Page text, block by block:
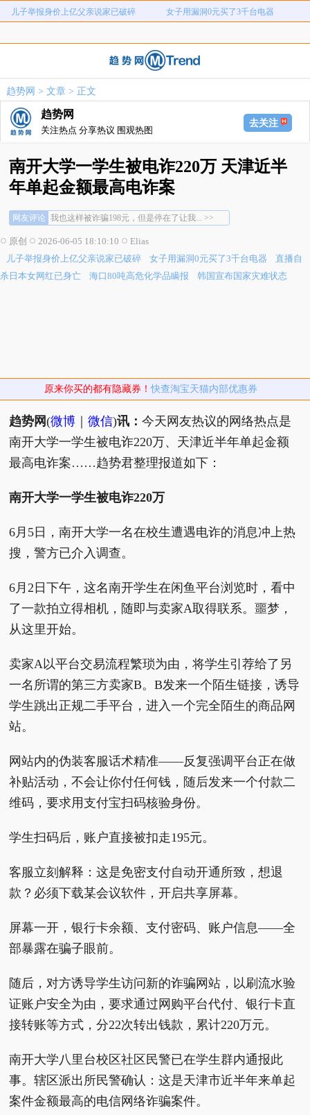
儿子举报身价上亿父亲说家已破碎 女子用漏洞0元买了3千台电器
员工用代码17小时删光公司89TB数据
泰航拒绝20多名中国乘客登机
儿子举报身价上亿父亲说家已破碎 女子用漏洞0元买了3千台电器
直播自杀日本女网红已身亡
韩国宣布国家灾难状态 员工用代码17小时删光公司89TB数据
急诊医生漏诊致患儿死亡获刑1年 笔试第一称被第二名花钱劝弃考
趋势网 > 文章> 正文
趋势网
关注热点 分享热议 围观热图
去关注
南开大学一学生被电诈220万 天津近半
年单起金额最高电诈案
网友评论
别说人家傻，网上都说了，总有一款骗人的... >>
我也这样被诈骗198元，但是停在了让我... >>
这么有钱为什么不选择买一个新的拍立得... >>
我也这样被诈骗198元，但是停在了让我... >>
原创 2026-06-05 18:10:10
Elias
儿子举报身价上亿父亲说家已破碎
女子用漏洞0元买了3千台电器
直播自
杀日本女网红已身亡
海口80吨高危化学品瞒报 韩国宣布国家灾难状态
原来你买的都有隐藏券！快查淘宝天猫内部优惠券
趋势网(微博 ｜微信)讯：今天网友热议的网络热点是
南开大学一学生被电诈220万、天津近半年单起金额
最高电诈案……趋势君整理报道如下：
南开大学一学生被电诈220万
6月5日，南开大学一名在校生遭遇电诈的消息冲上热
搜，警方已介入调查。
6月2日下午，这名南开学生在闲鱼平台浏览时，看中
了一款拍立得相机，随即与卖家A取得联系。噩梦，
从这里开始。
卖家A以平台交易流程繁琐为由，将学生引荐给了另
一名所谓的第三方卖家B。B发来一个陌生链接，诱导
学生跳出正规二手平台，进入一个完全陌生的商品网
站。
网站内的伪装客服话术精准——反复强调平台正在做
补贴活动，不会让你付任何钱，随后发来一个付款二
维码，要求用支付宝扫码核验身份。
学生扫码后，账户直接被扣走195元。
客服立刻解释：这是免密支付自动开通所致，想退
款？必须下载某会议软件，开启共享屏幕。
屏幕一开，银行卡余额、支付密码、账户信息——全
部暴露在骗子眼前。
随后，对方诱导学生访问新的诈骗网站，以刷流水验
证账户安全为由，要求通过网购平台代付、银行卡直
接转账等方式，分22次转出钱款，累计220万元。
南开大学八里台校区社区民警已在学生群内通报此
事。辖区派出所民警确认：这是天津市近半年来单起
案件金额最高的电信网络诈骗案件。